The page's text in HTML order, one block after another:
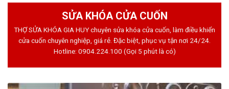
SỬA KHÓA CỬA CUỐN
THỢ SỬA KHÓA GIA HUY chuyên sửa khóa cửa cuốn, làm điều khiển
cửa cuốn chuyên nghiệp, giá rẻ. Đặc biệt, phục vụ tận nơi 24/24.
Hotline: 0904.224.100 (Gọi 5 phút là có)